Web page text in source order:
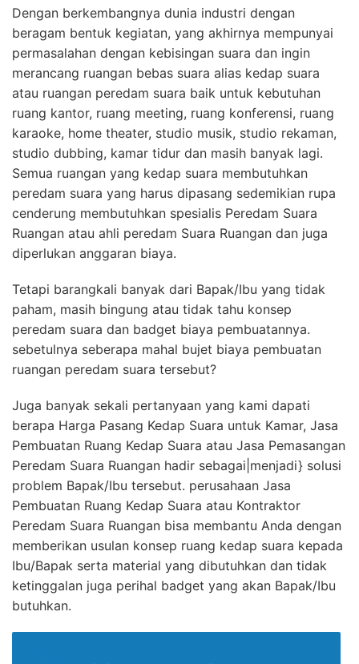
Dengan berkembangnya dunia industri dengan
beragam bentuk kegiatan, yang akhirnya mempunyai
permasalahan dengan kebisingan suara dan ingin
merancang ruangan bebas suara alias kedap suara
atau ruangan peredam suara baik untuk kebutuhan
ruang kantor, ruang meeting, ruang konferensi, ruang
karaoke, home theater, studio musik, studio rekaman,
studio dubbing, kamar tidur dan masih banyak lagi.
Semua ruangan yang kedap suara membutuhkan
peredam suara yang harus dipasang sedemikian rupa
cenderung membutuhkan spesialis Peredam Suara
Ruangan atau ahli peredam Suara Ruangan dan juga
diperlukan anggaran biaya.
Tetapi barangkali banyak dari Bapak/Ibu yang tidak
paham, masih bingung atau tidak tahu konsep
peredam suara dan badget biaya pembuatannya.
sebetulnya seberapa mahal bujet biaya pembuatan
ruangan peredam suara tersebut?
Juga banyak sekali pertanyaan yang kami dapati
berapa Harga Pasang Kedap Suara untuk Kamar, Jasa
Pembuatan Ruang Kedap Suara atau Jasa Pemasangan
Peredam Suara Ruangan hadir sebagai|menjadi} solusi
problem Bapak/Ibu tersebut. perusahaan Jasa
Pembuatan Ruang Kedap Suara atau Kontraktor
Peredam Suara Ruangan bisa membantu Anda dengan
memberikan usulan konsep ruang kedap suara kepada
Ibu/Bapak serta material yang dibutuhkan dan tidak
ketinggalan juga perihal badget yang akan Bapak/Ibu
butuhkan.